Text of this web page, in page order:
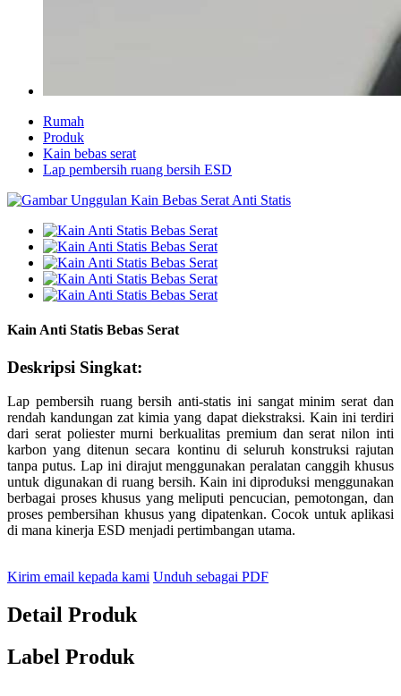
Rumah
Produk
Kain bebas serat
Lap pembersih ruang bersih ESD
Kain Anti Statis Bebas Serat
Deskripsi Singkat:
Lap pembersih ruang bersih anti-statis ini sangat minim serat dan
rendah kandungan zat kimia yang dapat diekstraksi. Kain ini terdiri
dari serat poliester murni berkualitas premium dan serat nilon inti
karbon yang ditenun secara kontinu di seluruh konstruksi rajutan
tanpa putus. Lap ini dirajut menggunakan peralatan canggih khusus
untuk digunakan di ruang bersih. Kain ini diproduksi menggunakan
berbagai proses khusus yang meliputi pencucian, pemotongan, dan
proses pembersihan khusus yang dipatenkan. Cocok untuk aplikasi
di mana kinerja ESD menjadi pertimbangan utama.
Kirim email kepada kami Unduh sebagai PDF
Detail Produk
Label Produk